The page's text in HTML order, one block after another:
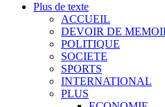
Plus de texte
ACCUEIL
DEVOIR DE
POLITIQUE
SOCIETE
SPORTS
INTERNATIONAL
PLUS